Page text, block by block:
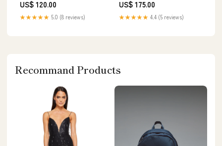
US$ 120.00
★★★★★ 5.0 (8 reviews)
US$ 175.00
★★★★★ 4.4 (5 reviews)
Recommand Products